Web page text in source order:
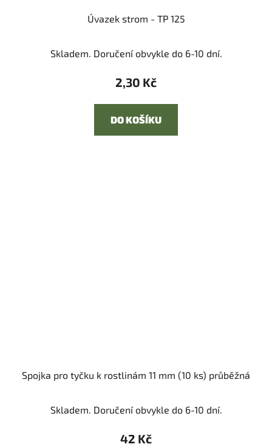
Úvazek strom - TP 125
Skladem. Doručení obvykle do 6-10 dní.
2,30 Kč
DO KOŠÍKU
Spojka pro tyčku k rostlinám 11 mm (10 ks) průběžná
Skladem. Doručení obvykle do 6-10 dní.
42 Kč